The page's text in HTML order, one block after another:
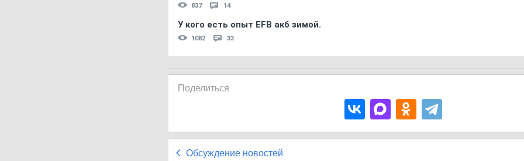
837 14
У кого есть опыт EFB акб зимой.
1082 33
Поделиться
Обсуждение новостей